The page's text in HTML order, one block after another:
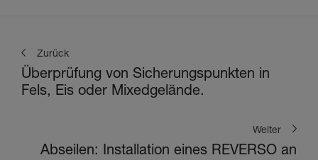
Zurück
Überprüfung von Sicherungspunkten in
Fels, Eis oder Mixedgelände.
Weiter
Abseilen: Installation eines REVERSO an